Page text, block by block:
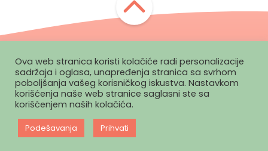
Ova web stranica koristi kolačiće radi personalizacije
sadržaja i oglasa, unapređenja stranica sa svrhom
poboljšanja vašeg korisničkog iskustva. Nastavkom
korišćenja naše web stranice saglasni ste sa
korišćenjem naših kolačića.
Podešavanja Prihvati
Zapratite nas:
Marketing Impressum